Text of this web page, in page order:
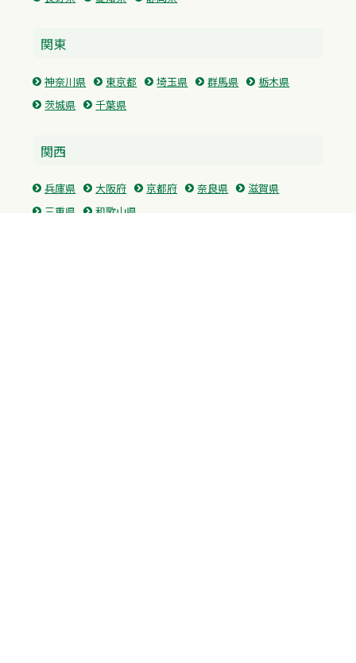
関東
神奈川県 東京都 埼玉県 群馬県
栃木県
茨城県
千葉県
関西
兵庫県 大阪府 京都府 奈良県
滋賀県
三重県
和歌山県